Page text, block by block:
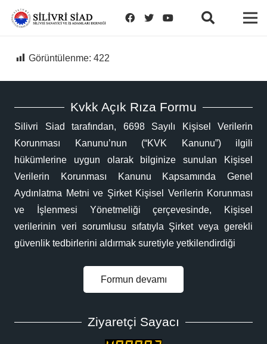
Görüntülenme: 422
Kvkk Açık Rıza Formu
Silivri Siad tarafından, 6698 Sayılı Kişisel Verilerin
Korunması Kanunu’nun (“KVK Kanunu”) ilgili
hükümlerine uygun olarak bilginize sunulan Kişisel
Verilerin Korunması Kanunu Kapsamında Genel
Aydınlatma Metni ve Şirket Kişisel Verilerin Korunması
ve İşlenmesi Yönetmeliği çerçevesinde, Kişisel
verilerinin veri sorumlusu sıfatıyla Şirket veya gerekli
güvenlik tedbirlerini aldırmak suretiyle yetkilendirdiği
Formun devamı
Ziyaretçi Sayacı